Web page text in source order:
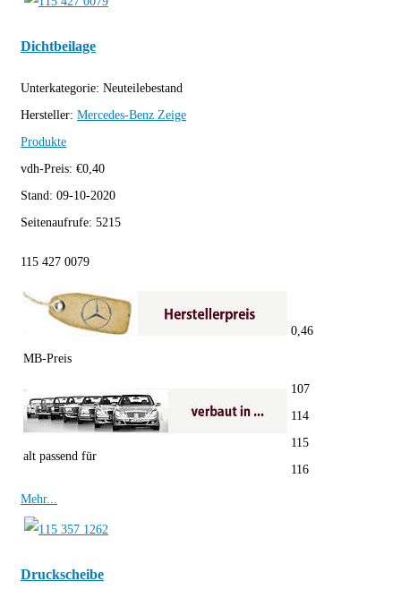
Dichtbeilage
Unterkategorie: Neuteilebestand
Hersteller: Mercedes-Benz Zeige
Produkte
vdh-Preis: €0,40
Stand: 09-10-2020
Seitenaufrufe: 5215
115 427 0079
MB-Preis
0,46
alt passend für
107
114
115
116
Mehr...
Druckscheibe